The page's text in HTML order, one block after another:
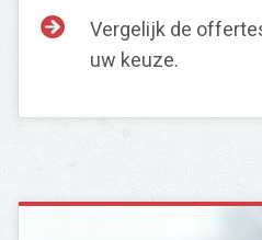
Vergelijk de
uw keuze.